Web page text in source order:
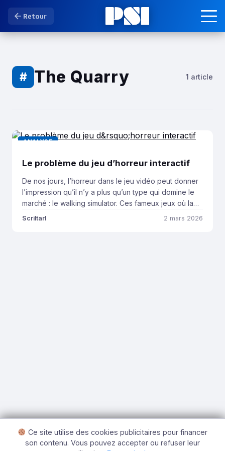
Retour
# The Quarry 1 article
ANALYSE
Le problème du jeu d’horreur interactif
De nos jours, l’horreur dans le jeu vidéo peut donner
l’impression qu’il n’y a plus qu’un type qui domine le
marché : le walking simulator. Ces fameux jeux où la
principale action du joueur va être d’appuyer sur un
Scriltarl 2 mars 2026
Ce site utilise des cookies publicitaires pour financer
son contenu. Vous pouvez accepter ou refuser leur